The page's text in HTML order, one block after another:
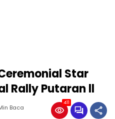
Star
Rally Putaran ll
Baca
411